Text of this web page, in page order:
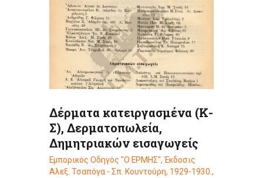
Δέρματα κατειργασμένα (Κ-
Σ), Δερματοπωλεία,
Δημητριακών εισαγωγείς
Εμπορικός Οδηγός "Ο ΕΡΜΗΣ", Έκδοσις
Αλεξ. Τσαπόγα - Σπ. Κουντούρη, 1929-1930.,